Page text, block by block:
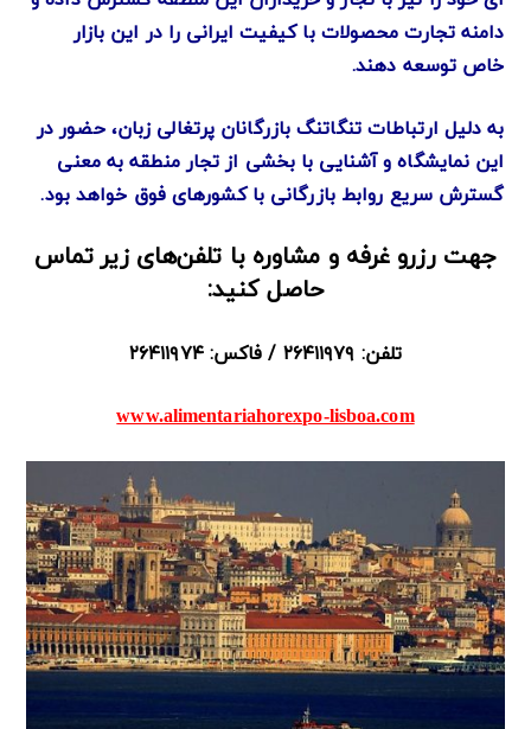
دامنه تجارت محصولات با کیفیت ایرانی را در این بازار
خاص توسعه دهند.
به دلیل ارتباطات تنگاتنگ بازرگانان پرتغالی زبان، حضور در
این نمایشگاه و آشنایی با بخشی از تجار منطقه به معنی
گسترش سریع روابط بازرگانی با کشورهای فوق خواهد بود.
جهت رزرو غرفه و مشاوره با تلفن‌های زیر تماس
حاصل کنید:
تلفن: ۲۶۴۱۱۹۷۹ / فاکس: ۲۶۴۱۱۹۷۴
www.alimentariahorexpo-lisboa.com